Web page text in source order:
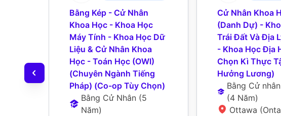
Bằng Kép - Cử Nhân
Khoa Học - Khoa Học
Máy Tính - Khoa Học Dữ
Liệu & Cử Nhân Khoa
Học - Toán Học (OWI)
(Chuyên Ngành Tiếng
Pháp) (Co-op Tùy Chọn)
Bằng Cử Nhân (5
Năm)
Cử Nhân Khoa
(Danh Dự) -
Trái Đất Và Địa
- Khoa Học Địa
Chọn Kì Thực
Hưởng Lương)
Bằng Cử
(4 Năm)
Ottawa